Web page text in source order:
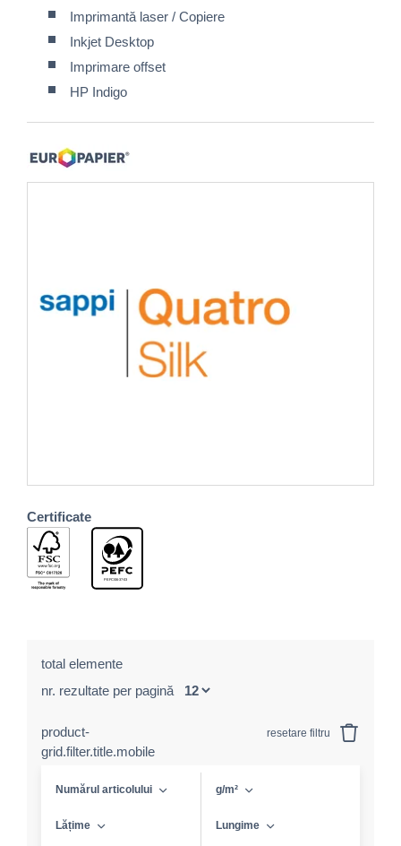
Imprimantă laser / Copiere
Inkjet Desktop
Imprimare offset
HP Indigo
Certificate
total elemente
nr. rezultate per pagină
product-
grid.filter.title.mobile
resetare filtru
Numărul articolului g/m²
Lățime Lungime